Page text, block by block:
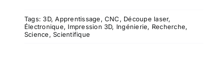
Tags: 3D,Apprentissage, CNC, Découpe laser,
Électronique, Impression 3D, Ingénierie, Recherche,
Science,Scientifique